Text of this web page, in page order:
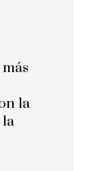
la